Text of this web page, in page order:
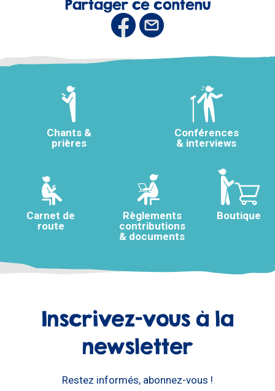
Partager ce contenu
Chants &
prières
Conférences
& interviews
Carnet de
route
Règlements
contributions
& documents
Boutique
Inscrivez-vous à la
newsletter
Restez informés, abonnez-vous !